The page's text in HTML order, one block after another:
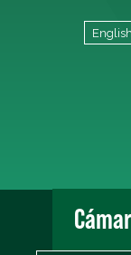
English